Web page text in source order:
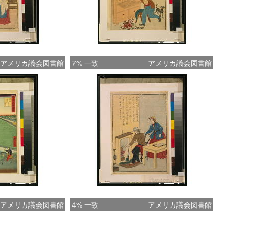
アメリカ議会図書館 7% 一致 アメリカ議会図書館
アメリカ議会図書館 4% 一致 アメリカ議会図書館